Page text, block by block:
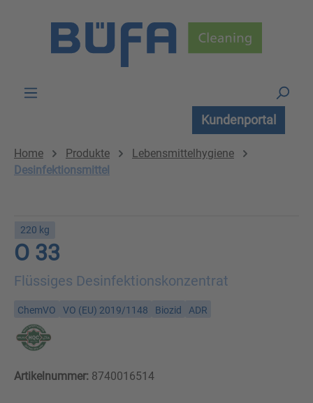
Kundenportal
Home Produkte
Lebensmittelhygiene
Desinfektionsmittel
220 kg
O 33
Flüssiges Desinfektionskonzentrat
ChemVO VO (EU) 2019/1148 Biozid ADR
Artikelnummer: 8740016514